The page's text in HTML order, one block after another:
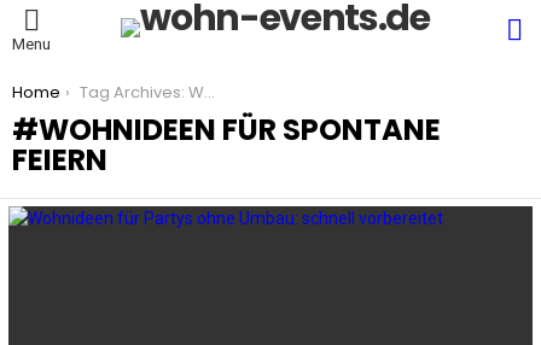
Menu
You are here:
Home Tag Archives: Wohnideen für spontane Feiern
WOHNIDEEN FÜR SPONTANE
FEIERN